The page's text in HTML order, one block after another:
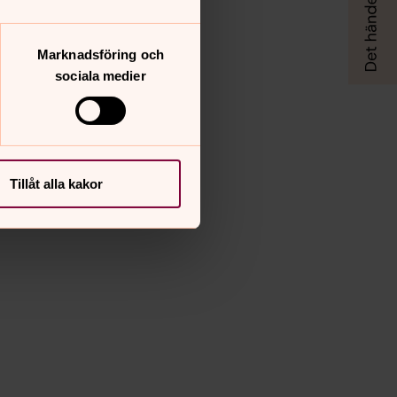
Marknadsföring och
sociala medier
Tillåt alla kakor